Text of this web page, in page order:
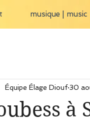
musique | music
à
Équipe Élage Diouf 30